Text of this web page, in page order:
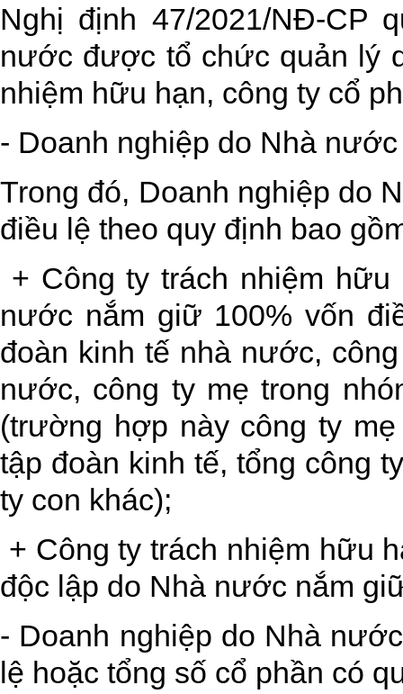
Nghị định 47/2021/NĐ-CP
nước được tổ chức quản lý
nhiệm hữu hạn, công ty cổ
- Doanh nghiệp do Nhà
Trong đó, Doanh nghiệp do
điều lệ theo quy định bao
+ Công ty trách nhiệm
nước nắm giữ 100% vốn
đoàn kinh tế nhà nước,
nước, công ty mẹ trong
(trường hợp này công ty
tập đoàn kinh tế, tổng công
ty con khác);
+ Công ty trách nhiệm hữu
độc lập do Nhà nước nắm
- Doanh nghiệp do Nhà
lệ hoặc tổng số cổ phần có